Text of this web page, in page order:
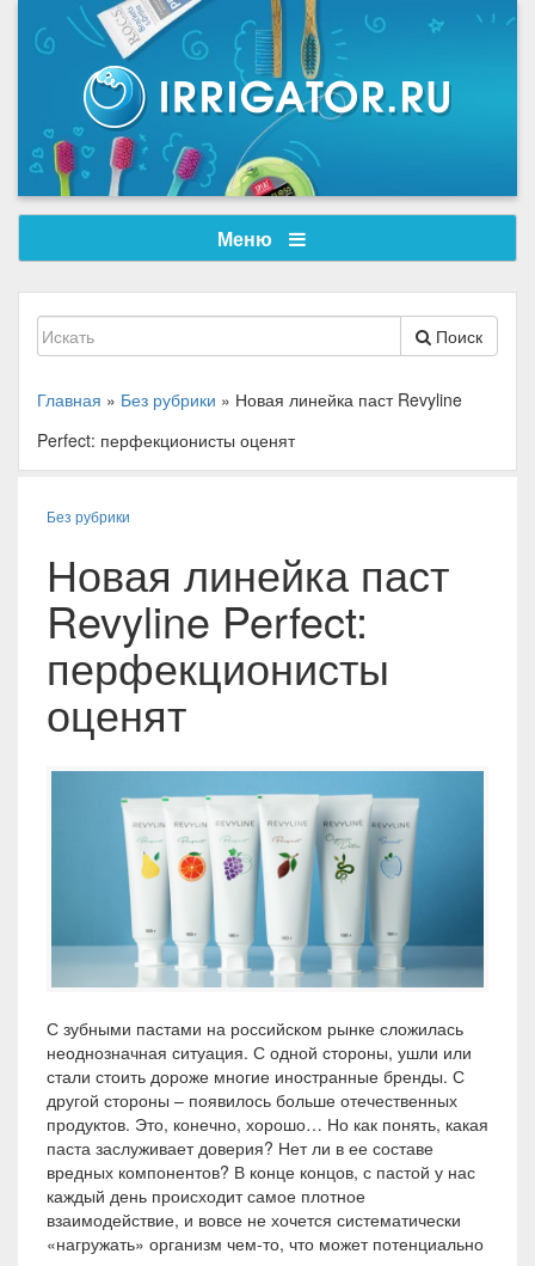
Меню
Поиск
Главная » Без рубрики » Новая линейка паст Revyline
Perfect: перфекционисты оценят
Без рубрики
Новая линейка паст
Revyline Perfect:
перфекционисты
оценят
С зубными пастами на российском рынке сложилась
неоднозначная ситуация. С одной стороны, ушли или
стали стоить дороже многие иностранные бренды. С
другой стороны – появилось больше отечественных
продуктов. Это, конечно, хорошо… Но как понять, какая
паста заслуживает доверия? Нет ли в ее составе
вредных компонентов? В конце концов, с пастой у нас
каждый день происходит самое плотное
взаимодействие, и вовсе не хочется систематически
«нагружать» организм чем-то, что может потенциально